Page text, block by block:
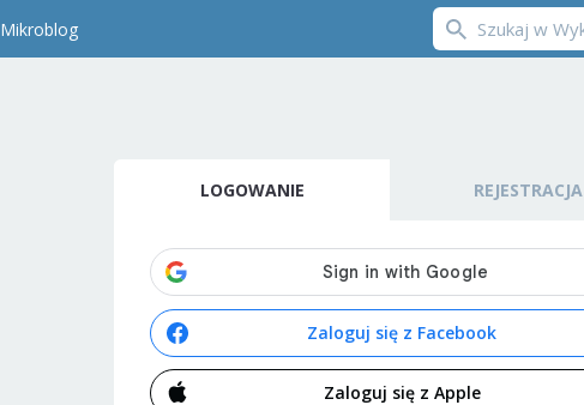
Mikroblog
LOGOWANIE REJESTRACJA
Zaloguj się z Facebook
Zaloguj się z Apple